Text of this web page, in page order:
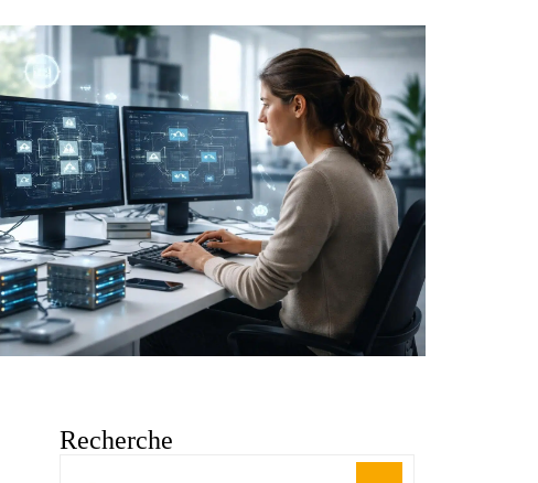
Recherche